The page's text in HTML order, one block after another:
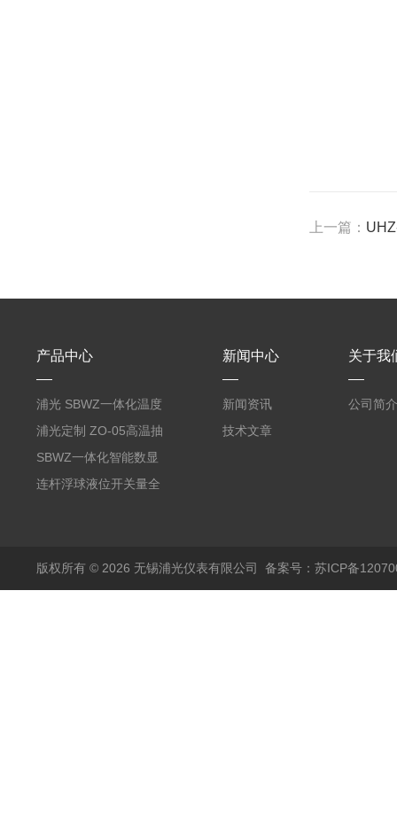
上一篇：
产品中心
浦光 SBWZ一体化温度
变送器传感器 防爆热电
阻PT100 数显远传4-
20mA2
浦光定制 ZO-05高温抽
气式氧化锆分析仪 防爆
耐腐蚀检测仪
SBWZ一体化智能数显
温度变送器传感器防爆
连杆浮球液位开关量全
新闻中心
新闻资讯
技术文章
关于我
公司简介
版权所有 © 2026 无锡浦光仪表有限公司 备案号：苏ICP备